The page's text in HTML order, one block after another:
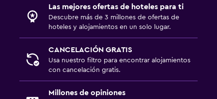
Las mejores ofertas de hoteles para ti
Descubre más de 3 millones de ofertas de
hoteles y alojamientos en un solo lugar.
CANCELACIÓN GRATIS
Usa nuestro filtro para encontrar alojamientos
con cancelación gratis.
Millones de opiniones